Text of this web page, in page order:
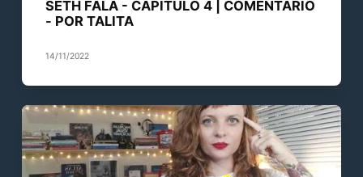
SETH FALA - CAPÍTULO 4 | COMENTÁRIO
- POR TALITA
14/11/2022